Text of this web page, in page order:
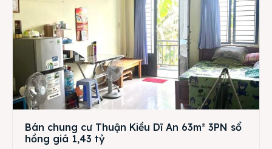
Bán chung cư Thuận Kiều Dĩ An 63m² 3PN sổ
hồng giá 1,43 tỷ